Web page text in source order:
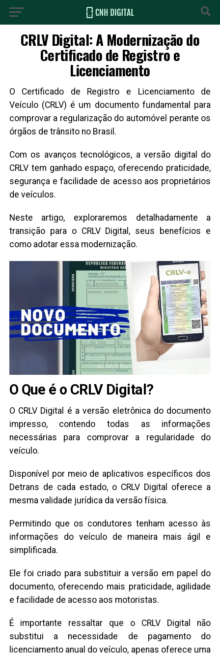
CRLV Digital: A Modernização do
Certificado de Registro e
Licenciamento
O Certificado de Registro e Licenciamento de
Veículo (CRLV) é um documento fundamental para
comprovar a regularização do automóvel perante os
órgãos de trânsito no Brasil.
Com os avanços tecnológicos, a versão digital do
CRLV tem ganhado espaço, oferecendo praticidade,
segurança e facilidade de acesso aos proprietários
de veículos.
Neste artigo, exploraremos detalhadamente a
transição para o CRLV Digital, seus benefícios e
como adotar essa modernização.
O Que é o CRLV Digital?
O CRLV Digital é a versão eletrônica do documento
impresso, contendo todas as informações
necessárias para comprovar a regularidade do
veículo.
Disponível por meio de aplicativos específicos dos
Detrans de cada estado, o CRLV Digital oferece a
mesma validade jurídica da versão física.
Permitindo que os condutores tenham acesso às
informações do veículo de maneira mais ágil e
simplificada.
Ele foi criado para substituir a versão em papel do
documento, oferecendo mais praticidade, agilidade
e facilidade de acesso aos motoristas.
É importante ressaltar que o CRLV Digital não
substitui a necessidade de pagamento do
licenciamento anual do veículo, apenas oferece uma